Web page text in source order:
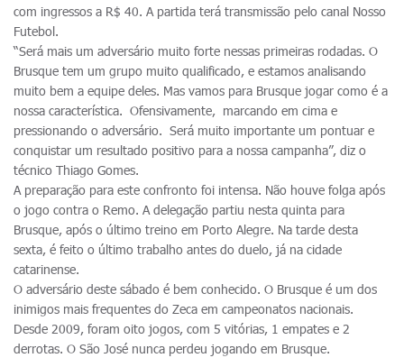
com ingressos a R$ 40. A partida terá transmissão pelo canal Nosso
Futebol.
“Será mais um adversário muito forte nessas primeiras rodadas. O
Brusque tem um grupo muito qualificado, e estamos analisando
muito bem a equipe deles. Mas vamos para Brusque jogar como é a
nossa característica. Ofensivamente, marcando em cima e
pressionando o adversário. Será muito importante um pontuar e
conquistar um resultado positivo para a nossa campanha”, diz o
técnico Thiago Gomes.
A preparação para este confronto foi intensa. Não houve folga após
o jogo contra o Remo. A delegação partiu nesta quinta para
Brusque, após o último treino em Porto Alegre. Na tarde desta
sexta, é feito o último trabalho antes do duelo, já na cidade
catarinense.
O adversário deste sábado é bem conhecido. O Brusque é um dos
inimigos mais frequentes do Zeca em campeonatos nacionais.
Desde 2009, foram oito jogos, com 5 vitórias, 1 empates e 2
derrotas. O São José nunca perdeu jogando em Brusque.